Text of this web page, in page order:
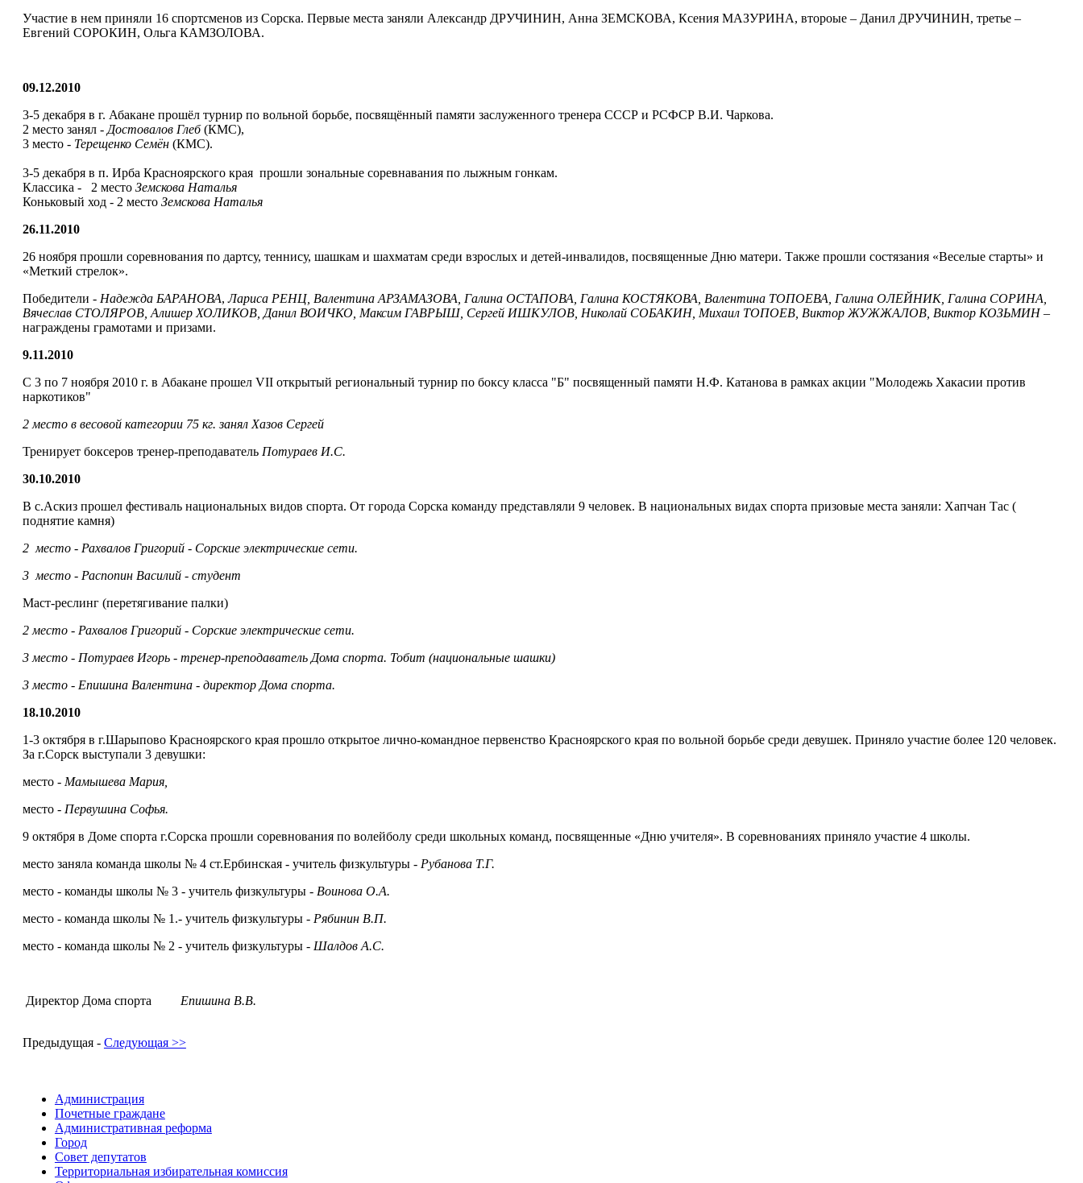
Участие в нем приняли 16 спортсменов из Сорска. Первые места заняли Александр ДРУЧИНИН, Анна ЗЕМСКОВА, Ксения МАЗУРИНА, второые – Данил ДРУЧИНИН, третье –
Евгений СОРОКИН, Ольга КАМЗОЛОВА.
09.12.2010
3-5 декабря в г. Абакане прошёл турнир по вольной борьбе, посвящённый памяти заслуженного тренера СССР и РСФСР В.И. Чаркова.
2 место занял - Достовалов Глеб(КМС),
3 место - Терещенко Семён(КМС).
3-5 декабря в п. Ирба Красноярского края прошли зональные соревнавания по лыжным гонкам.
Классика - 2 место Земскова Наталья
Коньковый ход - 2 место Земскова Наталья
26.11.2010
26 ноября прошли соревнования по дартсу, теннису, шашкам и шахматам среди взрослых и детей-инвалидов, посвященные Дню матери. Также прошли состязания «Веселые старты» и
«Меткий стрелок».
Победители - Надежда БАРАНОВА,Лариса РЕНЦ, Валентина АРЗАМАЗОВА, Галина ОСТАПОВА, Галина КОСТЯКОВА, Валентина ТОПОЕВА, Галина ОЛЕЙНИК, Галина СОРИНА,
Вячеслав СТОЛЯРОВ, Алишер ХОЛИКОВ, Данил ВОИЧКО, Максим ГАВРЫШ, Сергей ИШКУЛОВ, Николай СОБАКИН, Михаил ТОПОЕВ, Виктор ЖУЖЖАЛОВ, Виктор КОЗЬМИН–
награждены грамотами и призами.
9.11.2010
С 3 по 7 ноября 2010 г. в Абакане прошел VII открытый региональный турнир по боксу класса "Б" посвященный памяти Н.Ф. Катанова в рамках акции "Молодежь Хакасии против
наркотиков"
2 место в весовой категории 75 кг. занял Хазов Сергей
Тренирует боксеров тренер-преподаватель Потураев И.С.
30.10.2010
В с.Аскиз прошел фестиваль национальных видов спорта. От города Сорска команду представляли 9 человек. В национальных видах спорта призовые места заняли: Хапчан Тас (
поднятие камня)
2 место - Рахвалов Григорий - Сорские электрические сети.
3 место - Распопин Василий - студент
Маст-реслинг (перетягивание палки)
2 место - Рахвалов Григорий - Сорские электрические сети.
3 место - Потураев Игорь - тренер-преподаватель Дома спорта. Тобит (национальные шашки)
3 место - Епишина Валентина - директор Дома спорта.
18.10.2010
1-3 октября в г.Шарыпово Красноярского края прошло открытое лично-командное первенство Красноярского края по вольной борьбе среди девушек. Приняло участие более 120 человек.
За г.Сорск выступали 3 девушки:
место - Мамышева Мария,
место - Первушина Софья.
9 октября в Доме спорта г.Сорска прошли соревнования по волейболу среди школьных команд, посвященные «Дню учителя». В соревнованиях приняло участие 4 школы.
место заняла команда школы № 4 ст.Ербинская - учитель физкультуры -Рубанова Т.Г.
место - команды школы № 3 - учитель физкультуры - Воинова О.А.
место - команда школы № 1.- учитель физкультуры - Рябинин В.П.
место - команда школы № 2 - учитель физкультуры - Шалдов А.С.
Директор Дома спорта Епишина В.В.
Предыдущая - Следующая >>
Администрация
Почетные граждане
Административная реформа
Город
Совет депутатов
Территориальная избирательная комиссия